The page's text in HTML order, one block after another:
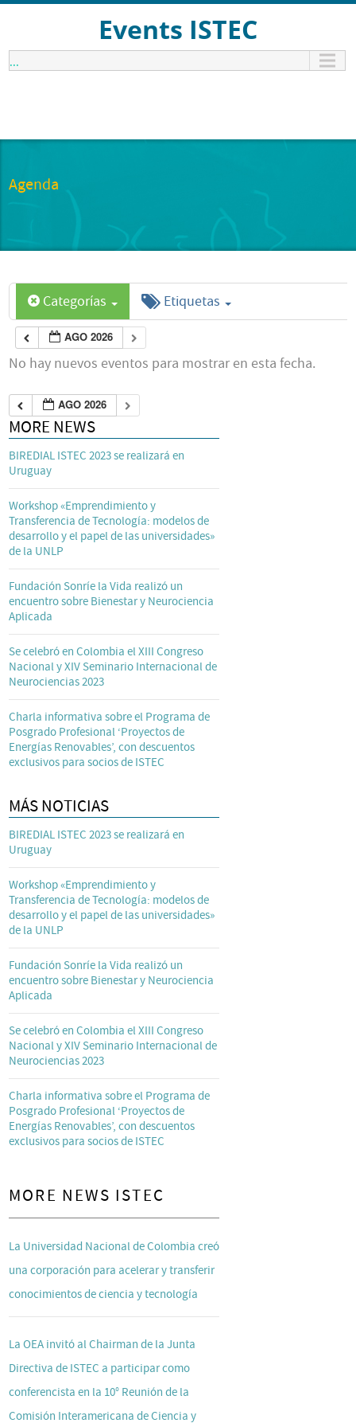
Events ISTEC
...
Agenda
Categorías Etiquetas
AGO 2026
No hay nuevos eventos para mostrar en esta fecha.
AGO 2026
MORE NEWS
BIREDIAL ISTEC 2023 se realizará en
Uruguay
Workshop «Emprendimiento y
Transferencia de Tecnología: modelos de
desarrollo y el papel de las universidades»
de la UNLP
Fundación Sonríe la Vida realizó un
encuentro sobre Bienestar y Neurociencia
Aplicada
Se celebró en Colombia el XIII Congreso
Nacional y XIV Seminario Internacional de
Neurociencias 2023
Charla informativa sobre el Programa de
Posgrado Profesional ‘Proyectos de
Energías Renovables’, con descuentos
exclusivos para socios de ISTEC
MÁS NOTICIAS
BIREDIAL ISTEC 2023 se realizará en
Uruguay
Workshop «Emprendimiento y
Transferencia de Tecnología: modelos de
desarrollo y el papel de las universidades»
de la UNLP
Fundación Sonríe la Vida realizó un
encuentro sobre Bienestar y Neurociencia
Aplicada
Se celebró en Colombia el XIII Congreso
Nacional y XIV Seminario Internacional de
Neurociencias 2023
Charla informativa sobre el Programa de
Posgrado Profesional ‘Proyectos de
Energías Renovables’, con descuentos
exclusivos para socios de ISTEC
MORE NEWS ISTEC
La Universidad Nacional de Colombia creó
una corporación para acelerar y transferir
conocimientos de ciencia y tecnología
La OEA invitó al Chairman de la Junta
Directiva de ISTEC a participar como
conferencista en la 10° Reunión de la
Comisión Interamericana de Ciencia y